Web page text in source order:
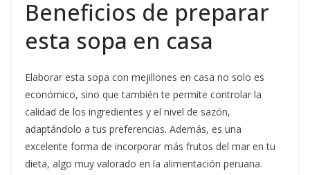
Beneficios de preparar
esta sopa en casa
Elaborar esta sopa con mejillones en casa no solo es
económico, sino que también te permite controlar la
calidad de los ingredientes y el nivel de sazón,
adaptándolo a tus preferencias. Además, es una
excelente forma de incorporar más frutos del mar en tu
dieta, algo muy valorado en la alimentación peruana.